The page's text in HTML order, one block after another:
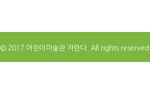
© 2017 어린이미술관 자란다. All rights reserved..